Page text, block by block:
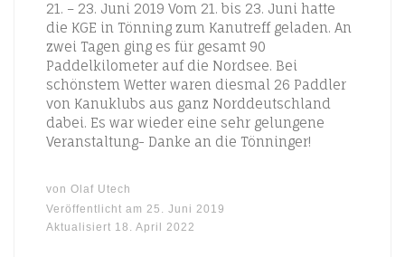
21. – 23. Juni 2019 Vom 21. bis 23. Juni hatte
die KGE in Tönning zum Kanutreff geladen. An
zwei Tagen ging es für gesamt 90
Paddelkilometer auf die Nordsee. Bei
schönstem Wetter waren diesmal 26 Paddler
von Kanuklubs aus ganz Norddeutschland
dabei. Es war wieder eine sehr gelungene
Veranstaltung- Danke an die Tönninger!
vonOlaf Utech
Veröffentlicht am 25. Juni 2019
Aktualisiert 18. April 2022